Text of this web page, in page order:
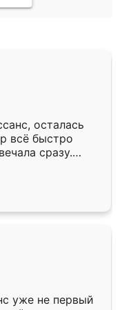
осталась
всё быстро
сразу.
подошёл к
Собрали
даже
уже не первый